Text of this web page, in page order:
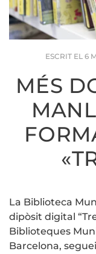
ESCRIT EL 6
MÉS
La Biblioteca
dipòsit digital
Biblioteques
Barcelona,